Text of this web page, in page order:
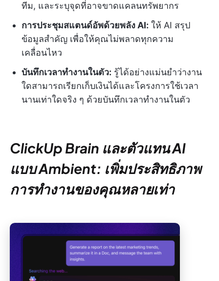
ทีม, และระบุจุดที่อาจขาดแคลนทรัพยากร
การประชุมสแตนด์อัพด้วยพลัง AI: ให้ AI สรุป
ข้อมูลสำคัญ เพื่อให้คุณไม่พลาดทุกความ
เคลื่อนไหว
บันทึกเวลาทำงานในตัว: รู้ได้อย่างแม่นยำว่างาน
ใดสามารถเรียกเก็บเงินได้และโครงการใช้เวลา
นานเท่าใดจริง ๆ ด้วยบันทึกเวลาทำงานในตัว
ClickUp Brain และตัวแทน AI
แบบ Ambient: เพิ่มประสิทธิภาพ
การทำงานของคุณหลายเท่า